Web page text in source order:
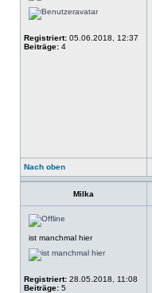
Registriert: 05.06.2018, 12:37
Beiträge: 4
Nach oben
Milka
ist manchmal hier
Registriert: 28.05.2018, 11:08
Beiträge: 5